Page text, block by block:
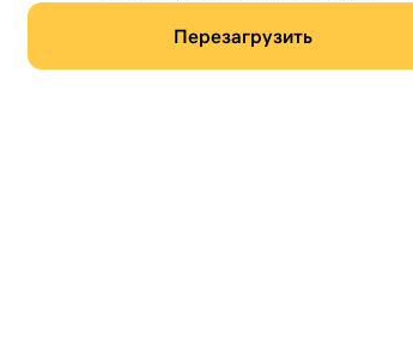
Перезагрузить